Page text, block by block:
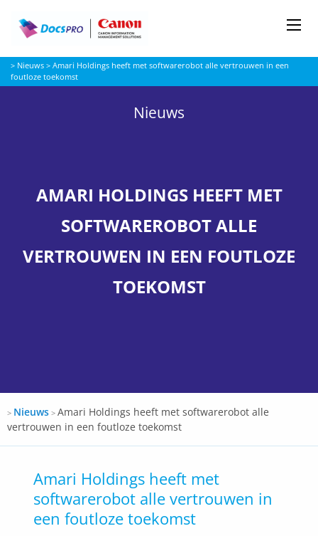
Docspro
> Nieuws> Amari Holdings heeft met softwarerobot alle vertrouwen in een
foutloze toekomst
Nieuws
AMARI HOLDINGS HEEFT MET
SOFTWAREROBOT ALLE
VERTROUWEN IN EEN FOUTLOZE
TOEKOMST
Docspro
> Nieuws > Amari Holdings heeft met softwarerobot alle
vertrouwen in een foutloze toekomst
Amari Holdings heeft met
softwarerobot alle vertrouwen in
een foutloze toekomst